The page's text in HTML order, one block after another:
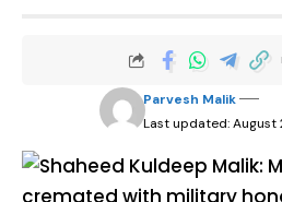
Last updated: August
Parvesh Malik